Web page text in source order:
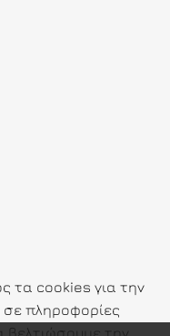
τα cookies για την
πληροφορίες
βελτιώσουμε την